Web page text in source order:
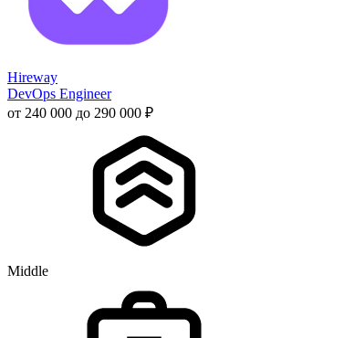
Hireway
DevOps Engineer
от 240 000 до 290 000 ₽
Middle